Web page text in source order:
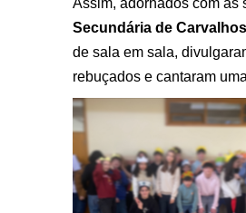
Assim, adornados com as
Secundária de
de sala em sala,
rebuçados e cantaram